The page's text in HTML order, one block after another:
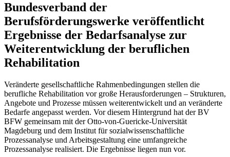
Bundesverband der
Berufsförderungswerke veröffentlicht
Ergebnisse der Bedarfsanalyse zur
Weiterentwicklung der beruflichen
Rehabilitation
Veränderte gesellschaftliche Rahmenbedingungen stellen die
berufliche Rehabilitation vor große Herausforderungen – Strukturen,
Angebote und Prozesse müssen weiterentwickelt und an veränderte
Bedarfe angepasst werden. Vor diesem Hintergrund hat der BV
BFW gemeinsam mit der Otto-von-Guericke-Universität
Magdeburg und dem Institut für sozialwissenschaftliche
Prozessanalyse und Arbeitsgestaltung eine umfangreiche
Prozessanalyse realisiert. Die Ergebnisse liegen nun vor.